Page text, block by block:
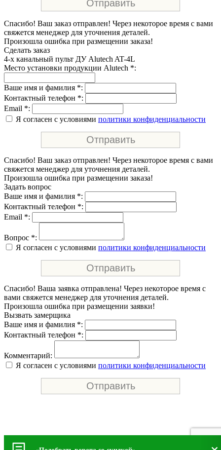
Спасибо! Ваш заказ отправлен! Через некоторое время с вами
свяжется менеджер для уточнения деталей.
Произошла ошибка при размещении заказа!
Сделать заказ
4-х канальный пульт ДУ Alutech AT-4L
Место установки продукции Alutech *:
Ваше имя и фамилия *:
Контактный телефон *:
Email *:
Я согласен с условиями политики конфиденциальности
Спасибо! Ваш заказ отправлен! Через некоторое время с вами
свяжется менеджер для уточнения деталей.
Произошла ошибка при размещении заказа!
Задать вопрос
Ваше имя и фамилия *:
Контактный телефон *:
Email *:
Вопрос *:
Я согласен с условиями политики конфиденциальности
Спасибо! Ваша заявка отправлена! Через некоторое время с
вами свяжется менеджер для уточнения деталей.
Произошла ошибка при размещении заявки!
Вызвать замерщика
Ваше имя и фамилия *:
Контактный телефон *:
Комментарий:
Я согласен с условиями политики конфиденциальности